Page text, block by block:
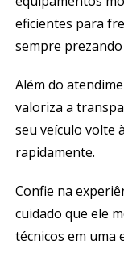
eficientes para
sempre
Além do
valoriza a
seu veículo volte
rapidamente.
Confie na
cuidado que ele
técnicos em uma